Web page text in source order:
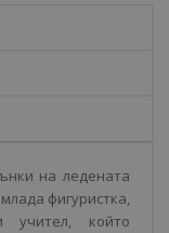
на ледената
фигуристка,
учител, който